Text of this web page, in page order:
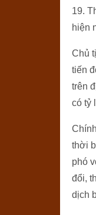
19.
hiện
Chủ
tiến
trên
có tỷ
thời
phó
đổi,
dịch